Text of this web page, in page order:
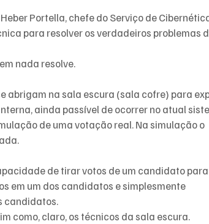
Portella, chefe do Serviço de
para resolver os verdadeiros problemas
nada resolve.
abrigam na sala escura (sala cofre) para
ainda passível de ocorrer no atual
de uma votação real. Na simulação o
de tirar votos de um candidato para
em um dos candidatos e simplesmente
candidatos.
como, claro, os técnicos da sala escura.